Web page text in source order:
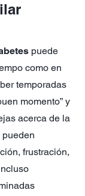
puede
como en
temporadas
momento” y
acerca de la
pueden
frustración,